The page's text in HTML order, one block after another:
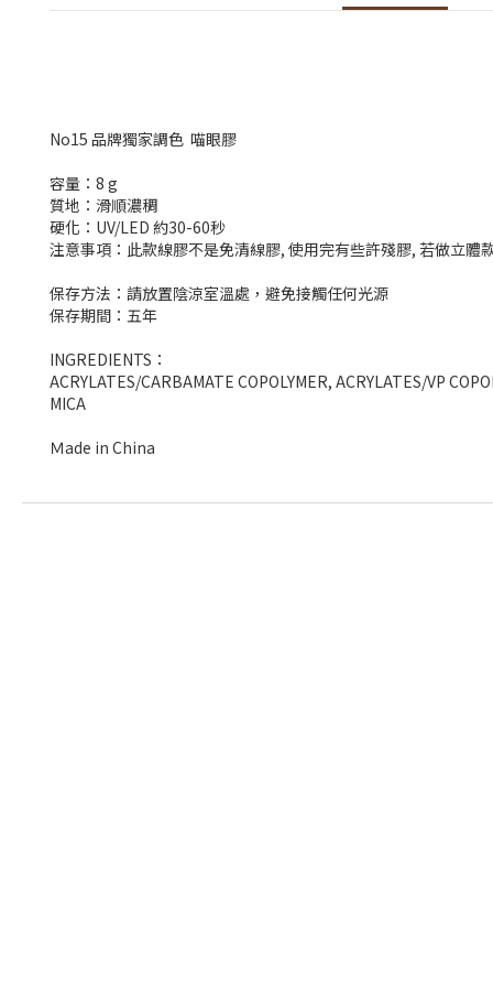
No15 品牌獨家調色 喵眼膠
容量：8 g
質地：滑順濃稠
硬化： UV/LED 約30-60秒
注意事項：此款線膠不是免清線膠, 使用完有些許殘膠, 若做立體
保存方法：請放置陰涼室溫處，避免接觸任何光源
保存期間：五年
INGREDIENTS ：
ACRYLATES/CARBAMATE COPOLYMER, ACRYLATES/VP
MICA
Ｍade in China